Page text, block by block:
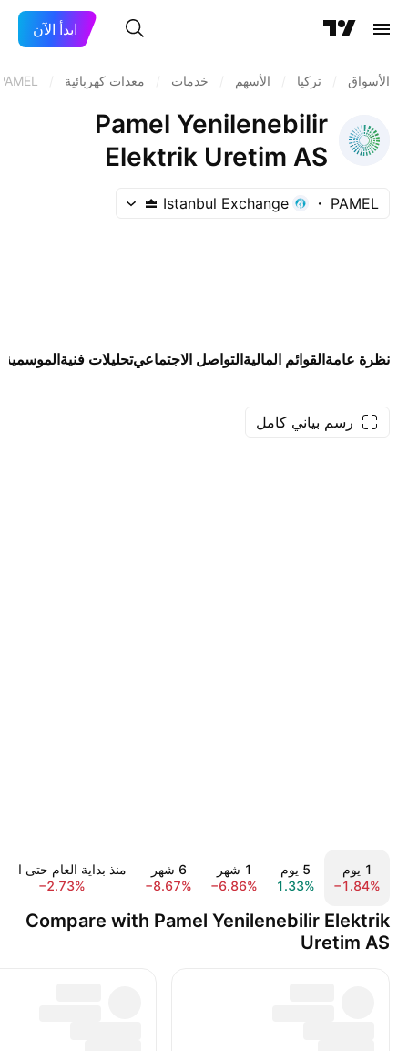
ابدأ الآن
الأسواق تركيا الأسهم خدمات معدات كهربائية
Pamel Yenilenebilir
Elektrik Uretim AS
PAMEL
Istanbul Exchange
نظرة عامةالقوائم الماليةالتواصل الاجتماعيتحليلات فنيةالموسمية
رسم بياني كامل
‎‎1‎ يوم
−1.84%
‎‎5‎ يوم
1.33%
‎1‎ شهر
−6.86%
‎6‎ شهر
−8.67%
منذ بداية العام حتى
−2.73%
Compare with Pamel Yenilenebilir Elektrik
Uretim AS